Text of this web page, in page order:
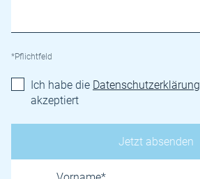
*Pflichtfeld
Ich habe die Datenschutzerklärung
akzeptiert